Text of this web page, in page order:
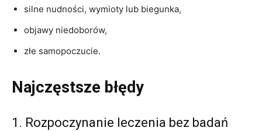
silne nudności, wymioty lub biegunka,
objawy niedoborów,
złe samopoczucie.
Najczęstsze błędy
1. Rozpoczynanie leczenia bez badań